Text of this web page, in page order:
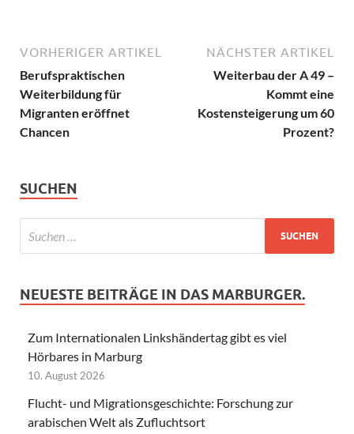
VORHERIGER ARTIKEL
Berufspraktischen
Weiterbildung für
Migranten eröffnet
Chancen
NÄCHSTER ARTIKEL
Weiterbau der A 49 –
Kommt eine
Kostensteigerung um 60
Prozent?
SUCHEN
NEUESTE BEITRÄGE IN DAS MARBURGER.
Zum Internationalen Linkshändertag gibt es viel
Hörbares in Marburg
10. August 2026
Flucht- und Migrationsgeschichte: Forschung zur
arabischen Welt als Zufluchtsort